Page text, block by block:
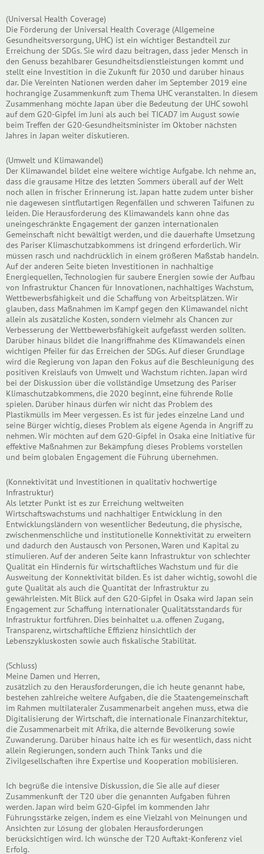
(Universal Health Coverage)
Die Förderung der Universal Health Coverage (Allgemeine
Gesundheitsversorgung, UHC) ist ein wichtiger Bestandteil zur
Erreichung der SDGs. Sie wird dazu beitragen, dass jeder Mensch in
den Genuss bezahlbarer Gesundheitsdienstleistungen kommt und
stellt eine Investition in die Zukunft für 2030 und darüber hinaus
dar. Die Vereinten Nationen werden daher im September 2019 eine
hochrangige Zusammenkunft zum Thema UHC veranstalten. In diesem
Zusammenhang möchte Japan über die Bedeutung der UHC sowohl
auf dem G20-Gipfel im Juni als auch bei TICAD7 im August sowie
beim Treffen der G20-Gesundheitsminister im Oktober nächsten
Jahres in Japan weiter diskutieren.
(Umwelt und Klimawandel)
Der Klimawandel bildet eine weitere wichtige Aufgabe. Ich nehme an,
dass die grausame Hitze des letzten Sommers überall auf der Welt
noch allen in frischer Erinnerung ist. Japan hatte zudem unter bisher
nie dagewesen sintflutartigen Regenfällen und schweren Taifunen zu
leiden. Die Herausforderung des Klimawandels kann ohne das
uneingeschränkte Engagement der ganzen internationalen
Gemeinschaft nicht bewältigt werden, und die dauerhafte Umsetzung
des Pariser Klimaschutzabkommens ist dringend erforderlich. Wir
müssen rasch und nachdrücklich in einem größeren Maßstab handeln.
Auf der anderen Seite bieten Investitionen in nachhaltige
Energiequellen, Technologien für saubere Energien sowie der Aufbau
von Infrastruktur Chancen für Innovationen, nachhaltiges Wachstum,
Wettbewerbsfähigkeit und die Schaffung von Arbeitsplätzen. Wir
glauben, dass Maßnahmen im Kampf gegen den Klimawandel nicht
allein als zusätzliche Kosten, sondern vielmehr als Chancen zur
Verbesserung der Wettbewerbsfähigkeit aufgefasst werden sollten.
Darüber hinaus bildet die Inangriffnahme des Klimawandels einen
wichtigen Pfeiler für das Erreichen der SDGs. Auf dieser Grundlage
wird die Regierung von Japan den Fokus auf die Beschleunigung des
positiven Kreislaufs von Umwelt und Wachstum richten. Japan wird
bei der Diskussion über die vollständige Umsetzung des Pariser
Klimaschutzabkommens, die 2020 beginnt, eine führende Rolle
spielen. Darüber hinaus dürfen wir nicht das Problem des
Plastikmülls im Meer vergessen. Es ist für jedes einzelne Land und
seine Bürger wichtig, dieses Problem als eigene Agenda in Angriff zu
nehmen. Wir möchten auf dem G20-Gipfel in Osaka eine Initiative für
effektive Maßnahmen zur Bekämpfung dieses Problems vorstellen
und beim globalen Engagement die Führung übernehmen.
(Konnektivität und Investitionen in qualitativ hochwertige
Infrastruktur)
Als letzter Punkt ist es zur Erreichung weltweiten
Wirtschaftswachstums und nachhaltiger Entwicklung in den
Entwicklungsländern von wesentlicher Bedeutung, die physische,
zwischenmenschliche und institutionelle Konnektivität zu erweitern
und dadurch den Austausch von Personen, Waren und Kapital zu
stimulieren. Auf der anderen Seite kann Infrastruktur von schlechter
Qualität ein Hindernis für wirtschaftliches Wachstum und für die
Ausweitung der Konnektivität bilden. Es ist daher wichtig, sowohl die
gute Qualität als auch die Quantität der Infrastruktur zu
gewährleisten. Mit Blick auf den G20-Gipfel in Osaka wird Japan sein
Engagement zur Schaffung internationaler Qualitätsstandards für
Infrastruktur fortführen. Dies beinhaltet u.a. offenen Zugang,
Transparenz, wirtschaftliche Effizienz hinsichtlich der
Lebenszykluskosten sowie auch fiskalische Stabilität.
(Schluss)
Meine Damen und Herren,
zusätzlich zu den Herausforderungen, die ich heute genannt habe,
bestehen zahlreiche weitere Aufgaben, die die Staatengemeinschaft
im Rahmen multilateraler Zusammenarbeit angehen muss, etwa die
Digitalisierung der Wirtschaft, die internationale Finanzarchitektur,
die Zusammenarbeit mit Afrika, die alternde Bevölkerung sowie
Zuwanderung. Darüber hinaus halte ich es für wesentlich, dass nicht
allein Regierungen, sondern auch Think Tanks und die
Zivilgesellschaften ihre Expertise und Kooperation mobilisieren.
Ich begrüße die intensive Diskussion, die Sie alle auf dieser
Zusammenkunft der T20 über die genannten Aufgaben führen
werden. Japan wird beim G20-Gipfel im kommenden Jahr
Führungsstärke zeigen, indem es eine Vielzahl von Meinungen und
Ansichten zur Lösung der globalen Herausforderungen
berücksichtigen wird. Ich wünsche der T20 Auftakt-Konferenz viel
Erfolg.